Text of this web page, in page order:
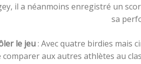
il a néanmoins enregistré un
sa
le jeu: Avec quatre birdies mais
comparer aux autres athlètes au